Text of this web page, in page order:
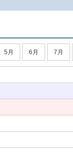
5月 6月 7月